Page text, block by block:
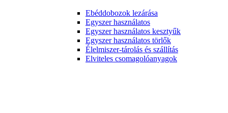
Ebéddobozok lezárása
Egyszer használatos
Egyszer használatos kesztyűk
Egyszer használatos törlők
Élelmiszer-tárolás és szállítás
Elviteles csomagolóanyagok